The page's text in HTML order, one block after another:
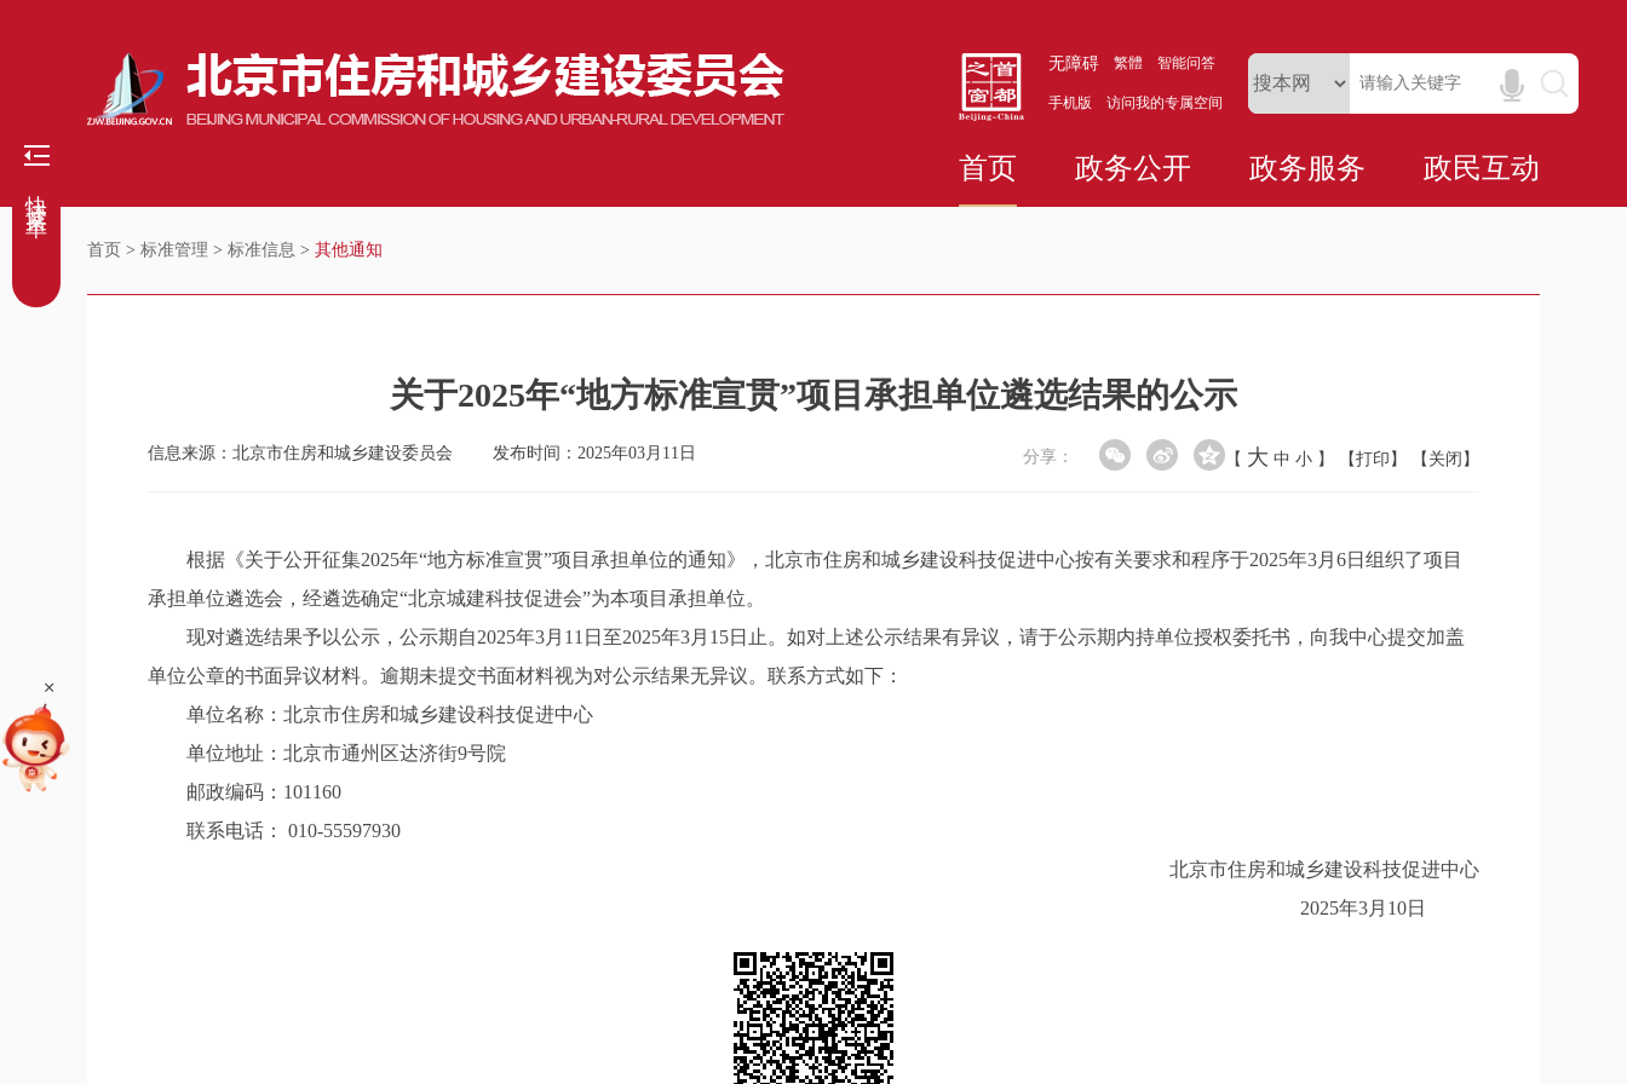
无障碍 繁體 智能问答
手机版 访问我的专属空间
首页 政务公开 政务服务 政民互动
首页 > 标准管理 > 标准信息 > 其他通知
关于2025年“地方标准宣贯”项目承担单位遴选结果的公示
信息来源：北京市住房和城乡建设委员会 发布时间：2025年03月11日 分享： 【 大 中 小 】 【打印】 【关闭】
根据《关于公开征集2025年“地方标准宣贯”项目承担单位的通知》，北京市住房和城乡建设科技促进中心按有关要求和程序于2025年3月6日组织了项目
承担单位遴选会，经遴选确定“北京城建科技促进会”为本项目承担单位。
现对遴选结果予以公示，公示期自2025年3月11日至2025年3月15日止。如对上述公示结果有异议，请于公示期内持单位授权委托书，向我中心提交加盖
单位公章的书面异议材料。逾期未提交书面材料视为对公示结果无异议。联系方式如下：
单位名称：北京市住房和城乡建设科技促进中心
单位地址：北京市通州区达济街9号院
邮政编码：101160
联系电话： 010-55597930
北京市住房和城乡建设科技促进中心
2025年3月10日
+
快捷菜单